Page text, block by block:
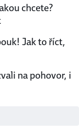
chcete?
Jak to říct,
na pohovor, i